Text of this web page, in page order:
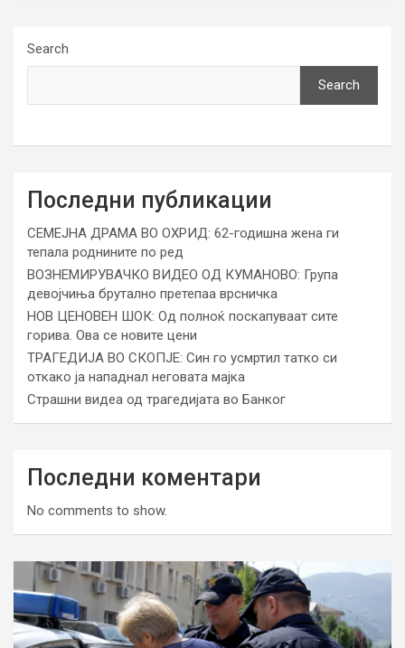
Search
Search
Последни публикации
СЕМЕЈНА ДРАМА ВО ОХРИД: 62-годишна жена ги
тепала роднините по ред
ВОЗНЕМИРУВАЧКО ВИДЕО ОД КУМАНОВО: Група
девојчиња брутално претепаа врсничка
НОВ ЦЕНОВЕН ШОК: Од полноќ поскапуваат сите
горива. Ова се новите цени
ТРАГЕДИЈА ВО СКОПЈЕ: Син го усмртил татко си
откако ја нападнал неговата мајка
Страшни видеа од трагедијата во Банког
Последни коментари
No comments to show.